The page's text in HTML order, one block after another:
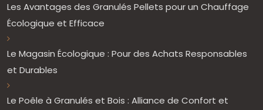
Les Avantages des Granulés Pellets pour un Chauffage
Écologique et Efficace
Le Magasin Écologique : Pour des Achats Responsables
et Durables
Le Poêle à Granulés et Bois : Alliance de Confort et